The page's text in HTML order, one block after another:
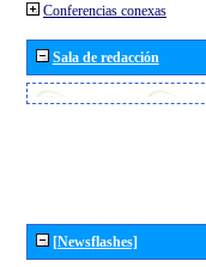
Conferencias conexas
Sala de redacción
[Newsflashes]